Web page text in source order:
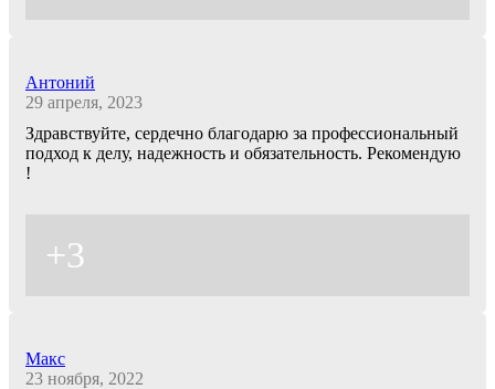
Антоний
29 апреля, 2023
Здравствуйте, сердечно благодарю за профессиональный
подход к делу, надежность и обязательность. Рекомендую
!
+3
Макс
23 ноября, 2022